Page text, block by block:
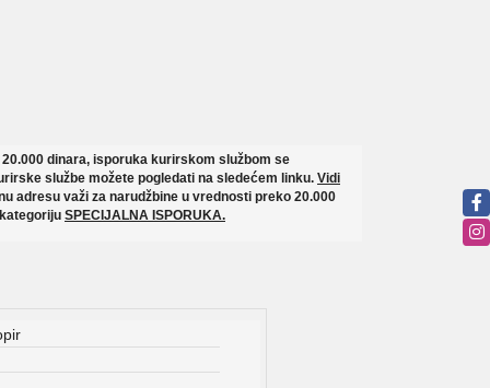
dinara, isporuka kurirskom službom se
službe možete pogledati na sledećem linku. Vidi
adresu važi za narudžbine u vrednosti preko 20.000
SPECIJALNA ISPORUKA.